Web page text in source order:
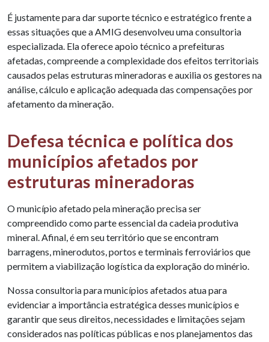
É justamente para dar suporte técnico e estratégico frente a
essas situações que a AMIG desenvolveu uma consultoria
especializada. Ela oferece apoio técnico a prefeituras
afetadas, compreende a complexidade dos efeitos territoriais
causados pelas estruturas mineradoras e auxilia os gestores na
análise, cálculo e aplicação adequada das compensações por
afetamento da mineração.
Defesa técnica e política dos
municípios afetados por
estruturas mineradoras
O município afetado pela mineração precisa ser
compreendido como parte essencial da cadeia produtiva
mineral. Afinal, é em seu território que se encontram
barragens, minerodutos, portos e terminais ferroviários que
permitem a viabilização logística da exploração do minério.
Nossa consultoria para municípios afetados atua para
evidenciar a importância estratégica desses municípios e
garantir que seus direitos, necessidades e limitações sejam
considerados nas políticas públicas e nos planejamentos das